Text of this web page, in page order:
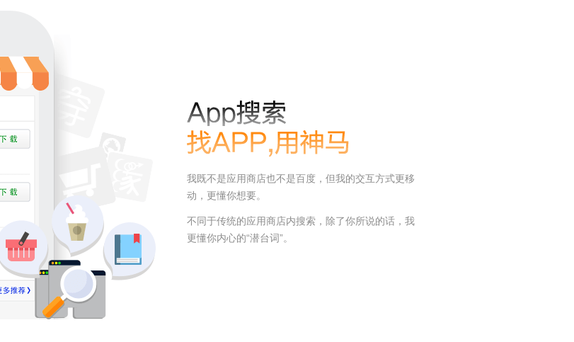
我既不是应用商店也不是百度，但我的交互方式更移
动，更懂你想要。
不同于传统的应用商店内搜索，除了你所说的话，我
更懂你内心的“潜台词”。